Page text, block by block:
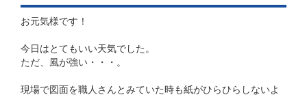
お元気様です！
今日はとてもいい天気でした。
ただ、風が強い・・・。
現場で図面を職人さんとみていた時も紙がひらひらしないよ